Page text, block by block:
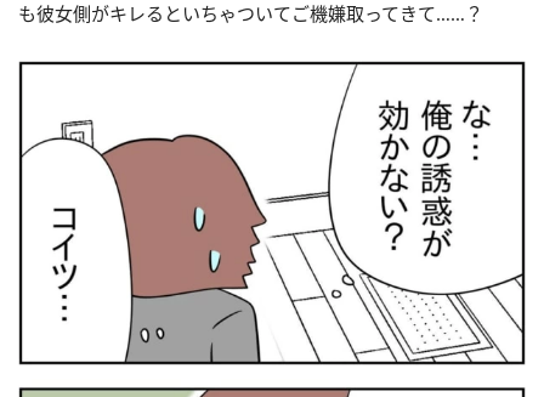
も彼女側がキレるといちゃついてご機嫌取ってきて……？